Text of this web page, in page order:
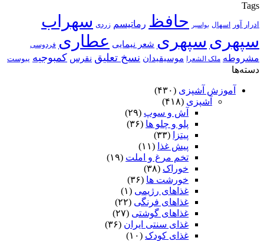
Tags
ادرار آور اسهال بواسیر حافظ رماتیسم زردی سهراب
سپهری سپهری شعر نیمایی عطاری فردوسی
مشروطه ملک الشعرا موسیقیدان نسخ تعلیق نقرس کمبوجیه یبوست
دسته‌ها
آموزش آشپزی (۴۳۰)
آشپزی (۴۱۸)
آش و سوپ (۲۹)
پلو و چلو ها (۳۶)
پیتزا
(۳۳)
پیش غذا (۱۱)
تخم مرغ و املت (۱۹)
خوراک (۳۸)
خورشت ها (۳۶)
غذاهای رژیمی (۱)
غذاهای فرنگی (۲۲)
غذاهای گوشتی (۲۷)
غذای سنتی ایران (۳۶)
غذای کودک (۱۰)